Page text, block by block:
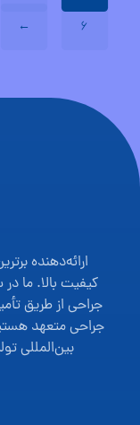
۶
←
ارائه‌دهنده
کیفیت بالا. ما
جراحی از طریق
جراحی متعهد
بین‌المللی